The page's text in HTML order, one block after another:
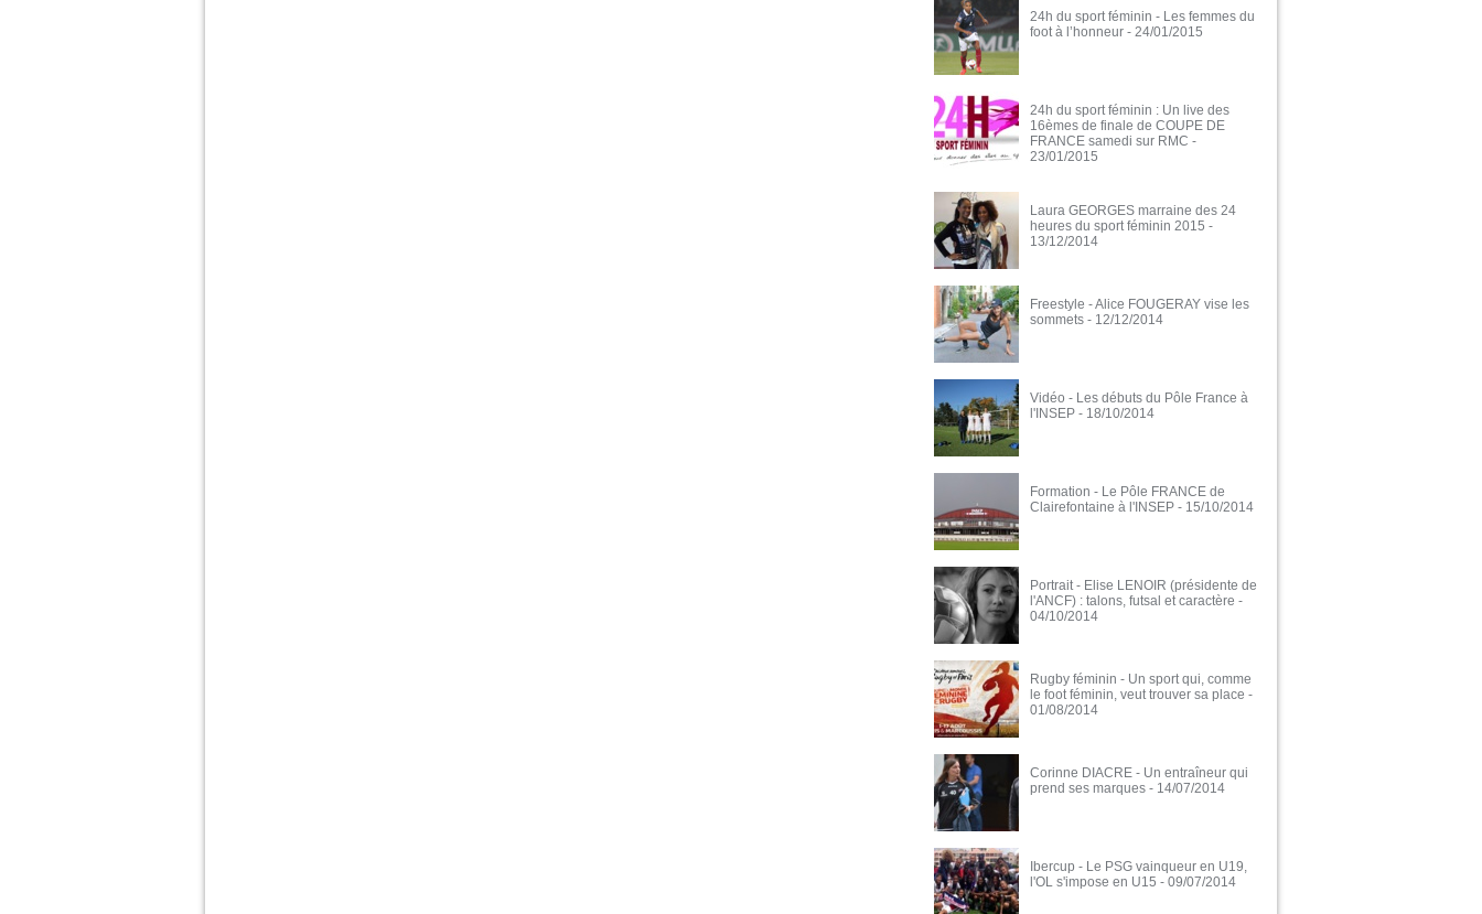
24h du sport féminin - Les femmes du
foot à l’honneur - 24/01/2015
24h du sport féminin : Un live des
16èmes de finale de COUPE DE
FRANCE samedi sur RMC -
23/01/2015
Laura GEORGES marraine des 24
heures du sport féminin 2015 -
13/12/2014
Freestyle - Alice FOUGERAY vise les
sommets - 12/12/2014
Vidéo - Les débuts du Pôle France à
l'INSEP - 18/10/2014
Formation - Le Pôle FRANCE de
Clairefontaine à l'INSEP - 15/10/2014
Portrait - Elise LENOIR (présidente de
l'ANCF) : talons, futsal et caractère -
04/10/2014
Rugby féminin - Un sport qui, comme
le foot féminin, veut trouver sa place -
01/08/2014
Corinne DIACRE - Un entraîneur qui
prend ses marques - 14/07/2014
Ibercup - Le PSG vainqueur en U19,
l'OL s'impose en U15 - 09/07/2014